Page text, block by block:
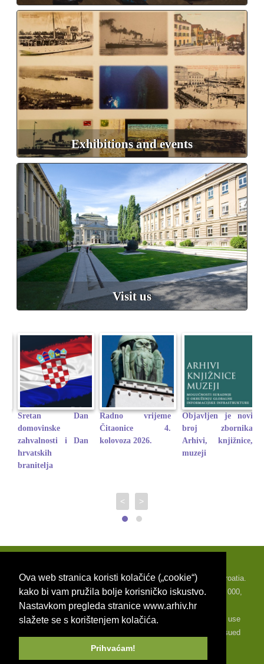
Ova web stranica koristi kolačiće („cookie“)
kako bi vam pružila bolje korisničko iskustvo.
Nastavkom pregleda stranice www.arhiv.hr
slažete se s korištenjem kolačića.
Prihvaćam!
Exhibitions and events
Visit us
Radno vrijeme
Čitaonice 4.
kolovoza 2026.
Objavljen je novi
broj zbornika
Arhivi, knjižnice,
Poziv za
sudjelovnje na
konferenciji
Multidisciplinarna
< >
Croatian State Archives, Marulić square 21, 10000 Zagre
b, Croatia.
OIB: 46144176176 Tel: +385 1 4801 999, Fax: +385 1 4829 000,
email: info@arhiv.hr
It is forbidden to publish, distribute, modify or in any way to use
is site in any form without the previously issued
approval by the Croatian State Archives.